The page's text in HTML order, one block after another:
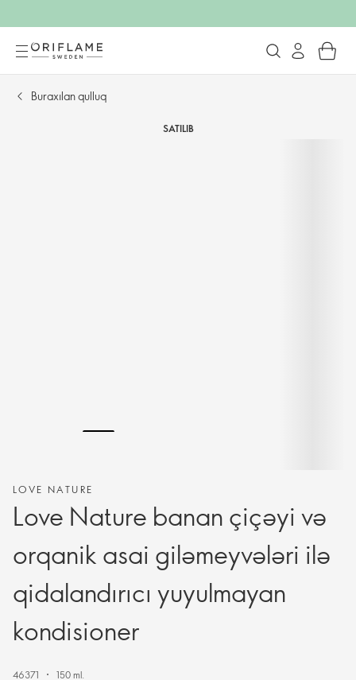
Buraxılan qulluq
SATILIB
LOVE NATURE
Love Nature banan çiçəyi və
orqanik asai giləmeyvələri ilə
qidalandırıcı yuyulmayan
kondisioner
46371 150 ml.